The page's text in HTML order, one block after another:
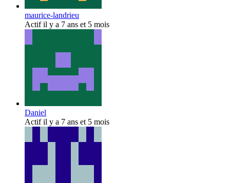
maurice-landrieu
Actif il y a 7 ans et 5 mois
Daniel
Actif il y a 7 ans et 5 mois